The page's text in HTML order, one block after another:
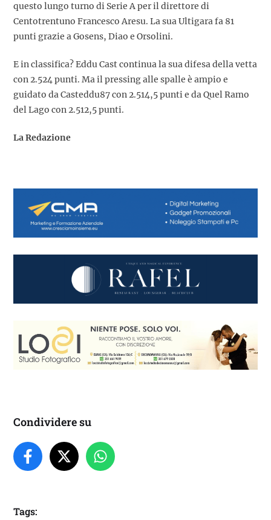
questo lungo turno di Serie A per il direttore di
Centotrentuno Francesco Aresu. La sua Ultigara fa 81
punti grazie a Gosens, Diao e Orsolini.
E in classifica? Eddu Cast continua la sua difesa della vetta
con 2.524 punti. Ma il pressing alle spalle è ampio e
guidato da Casteddu87 con 2.514,5 punti e da Quel Ramo
del Lago con 2.512,5 punti.
La Redazione
Condividere su
Tags: